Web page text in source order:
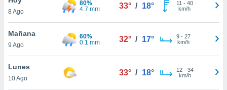
y
en
más
8 Ago
80%
4.7 mm
33° / 18° 11 - 40
km/h
Mañana
9 Ago
60%
0.1 mm
32° / 17° 9- 27
km/h
Lunes
10 Ago
33° / 18° 12- 34
km/h